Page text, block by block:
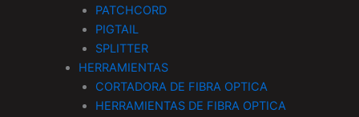
PATCHCORD
PIGTAIL
SPLITTER
HERRAMIENTAS
CORTADORA DE FIBRA OPTICA
HERRAMIENTAS DE FIBRA OPTICA